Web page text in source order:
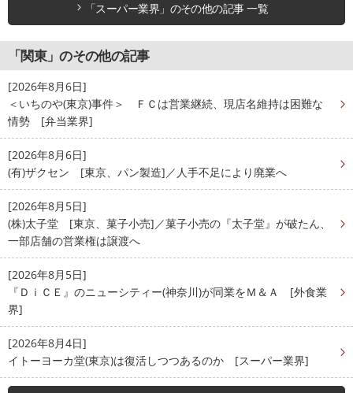
「スーパー業界」のその他の記事 一覧
「関東」のその他の記事
[2026年8月6日]
＜いちのや(東京)事件＞ ＦＣは営業継続、現店名維持は困難な
情勢 [弁当業界]
[2026年8月6日]
(有)ザクセン [東京、パン製造]／人手不足により廃業へ
[2026年8月5日]
(株)太子堂 [東京、菓子小売]／菓子小売の『太子堂』が破たん、
一部店舗の営業権は譲渡へ
[2026年8月5日]
『ＤｉＣＥ』のニューシティー(神奈川)が同業をＭ＆Ａ [外食業
界]
[2026年8月4日]
イトーヨーカ堂(東京)は復活しつつあるのか [スーパー業界]